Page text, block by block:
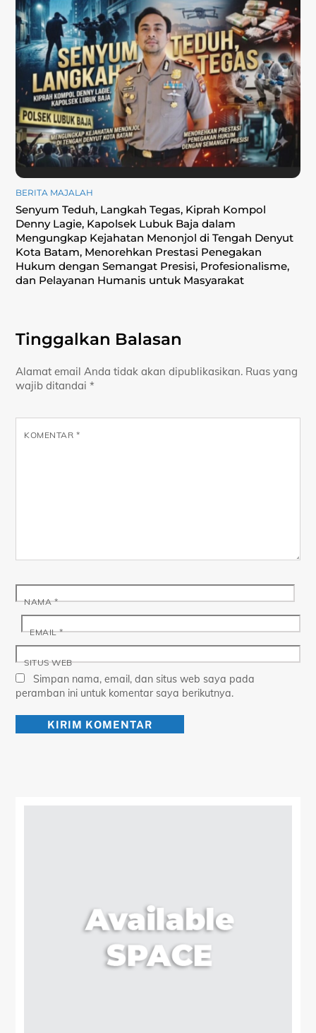
BERITA MAJALAH
Senyum Teduh, Langkah Tegas, Kiprah Kompol
Denny Lagie, Kapolsek Lubuk Baja dalam
Mengungkap Kejahatan Menonjol di Tengah Denyut
Kota Batam, Menorehkan Prestasi Penegakan
Hukum dengan Semangat Presisi, Profesionalisme,
dan Pelayanan Humanis untuk Masyarakat
Tinggalkan Balasan
Alamat email Anda tidak akan dipublikasikan. Ruas yang
wajib ditandai*
KOMENTAR *
NAMA*
EMAIL*
SITUS WEB
Simpan nama, email, dan situs web saya pada
peramban ini untuk komentar saya berikutnya.